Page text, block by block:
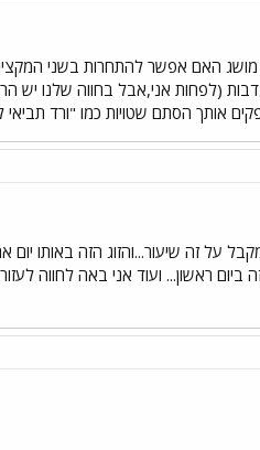
(לפחות אני,אבל בחווה שלנו יש
אותך הסתם שטויות כמו "ורד
על זה שיעור...והזוג הזה באותו
ראשון... ועוד אני באה לחווה